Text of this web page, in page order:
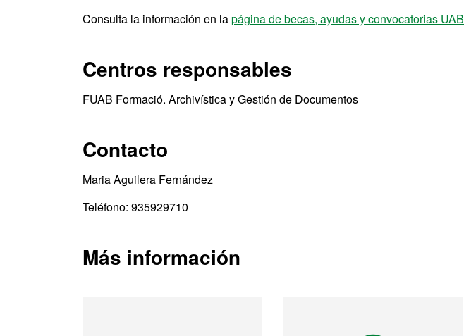
Consulta la información en lapágina de becas, ayudas y convocatorias UAB
Centros responsables
FUAB Formació. Archivística y Gestión de Documentos
Contacto
Maria Aguilera Fernández
Teléfono: 935929710
Más información